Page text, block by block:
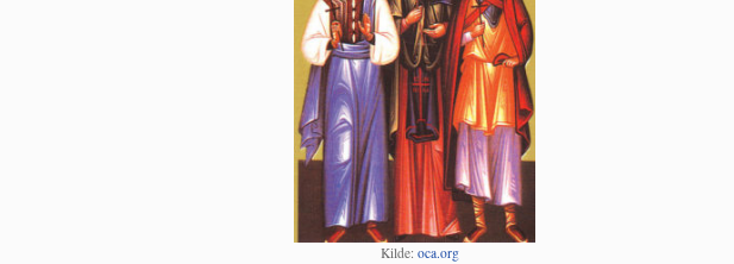
Kil­de: oca.org